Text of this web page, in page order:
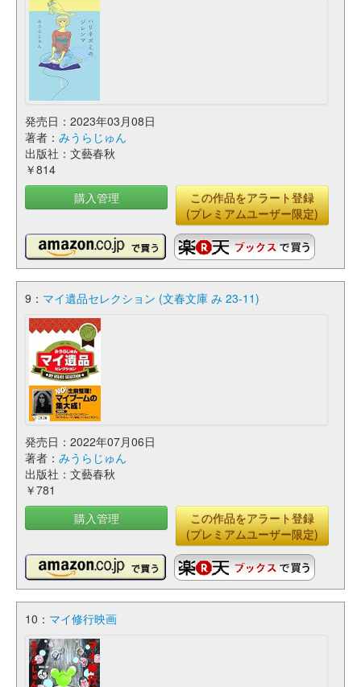
発売日：2023年03月08日
著者： みうらじゅん
出版社：文藝春秋
￥814
購入管理
この作品をアラート登録
(プレミアムユーザー限定)
9： マイ遺品セレクション (文春文庫 み 23-11)
発売日：2022年07月06日
著者： みうらじゅん
出版社：文藝春秋
￥781
購入管理
この作品をアラート登録
(プレミアムユーザー限定)
10： マイ修行映画